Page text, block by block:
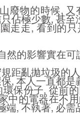
廢物的時候, 又
佔極少數, 甚
走走, 看到的
然的影響實在
距亂拋垃圾的
, 本人一直都
保份子, 從前
中的電器在不
端, 不執著, 必